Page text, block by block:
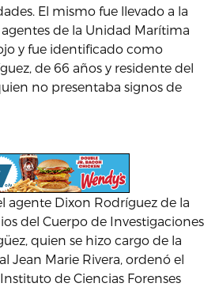
El mismo fue llevado a la
de la Unidad Marítima
y fue identificado como
de 66 años y residente del
no presentaba signos de
agente Dixon Rodríguez de la
del Cuerpo de Investigaciones
quien se hizo cargo de la
Jean Marie Rivera, ordenó el
de Ciencias Forenses